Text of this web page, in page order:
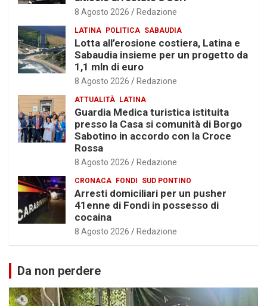
8 Agosto 2026 Redazione
LATINA POLITICA SABAUDIA
Lotta all’erosione costiera, Latina e
Sabaudia insieme per un progetto da
1,1 mln di euro
8 Agosto 2026 Redazione
ATTUALITÀ LATINA
Guardia Medica turistica istituita
presso la Casa si comunità di Borgo
Sabotino in accordo con la Croce
Rossa
8 Agosto 2026 Redazione
CRONACA FONDI SUD PONTINO
Arresti domiciliari per un pusher
41enne di Fondi in possesso di
cocaina
8 Agosto 2026 Redazione
Da non perdere